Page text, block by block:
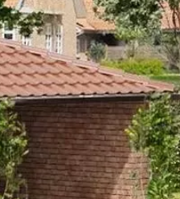
JELLEMZŐK
TELJES NÉV
TÍPUSKÓD
MÉRETEKSTRÖHER